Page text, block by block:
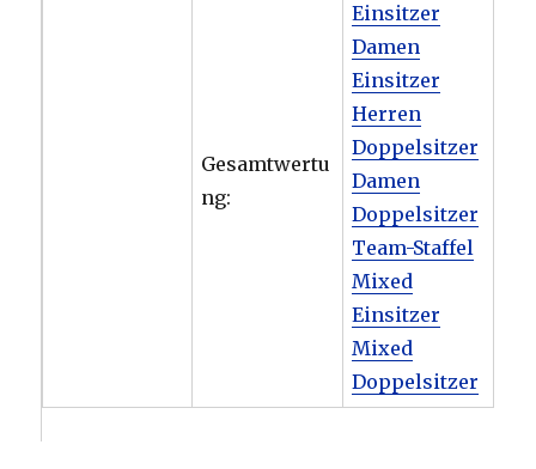
Gesamtwertu
ng:
Einsitzer
Damen
Einsitzer
Herren
Doppelsitzer
Damen
Doppelsitzer
Team-Staffel
Mixed
Einsitzer
Mixed
Doppelsitzer